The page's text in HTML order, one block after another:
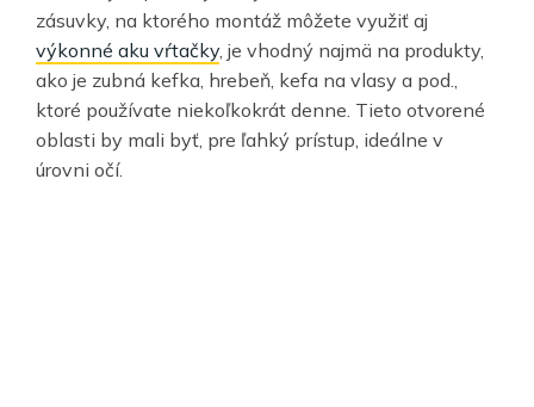
zásuvky, na ktorého montáž môžete využiť aj
výkonné aku vŕtačky , je vhodný najmä na produkty,
ako je zubná kefka, hrebeň, kefa na vlasy a pod.,
ktoré používate niekoľkokrát denne. Tieto otvorené
oblasti by mali byť, pre ľahký prístup, ideálne v
úrovni očí.